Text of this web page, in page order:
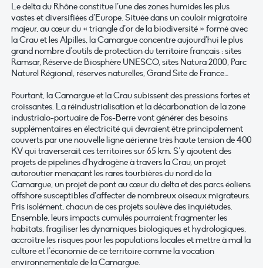
Le delta du Rhône constitue l’une des zones humides les plus
vastes et diversifiées d’Europe. Située dans un couloir migratoire
majeur, au cœur du « triangle d’or de la biodiversité » formé avec
la Crau et les Alpilles, la Camargue concentre aujourd’hui le plus
grand nombre d’outils de protection du territoire français : sites
Ramsar, Réserve de Biosphère UNESCO, sites Natura 2000, Parc
Naturel Régional, réserves naturelles, Grand Site de France…
Pourtant, la Camargue et la Crau subissent des pressions fortes et
croissantes. La réindustrialisation et la décarbonation de la zone
industrialo-portuaire de Fos-Berre vont générer des besoins
supplémentaires en électricité qui devraient être principalement
couverts par une nouvelle ligne aérienne très haute tension de 400
KV qui traverserait ces territoires sur 65 km. S’y ajoutent des
projets de pipelines d’hydrogène à travers la Crau, un projet
autoroutier menaçant les rares tourbières du nord de la
Camargue, un projet de pont au cœur du delta et des parcs éoliens
offshore susceptibles d’affecter de nombreux oiseaux migrateurs.
Pris isolément, chacun de ces projets soulève des inquiétudes.
Ensemble, leurs impacts cumulés pourraient fragmenter les
habitats, fragiliser les dynamiques biologiques et hydrologiques,
accroître les risques pour les populations locales et mettre à mal la
culture et l’économie de ce territoire comme la vocation
environnementale de la Camargue.